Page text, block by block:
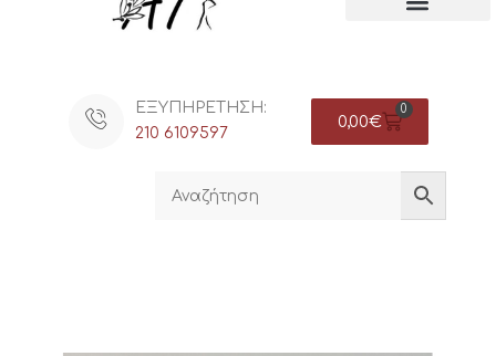
ΕΞΥΠΗΡΕΤΗΣΗ:
210 6109597
0,00€
0